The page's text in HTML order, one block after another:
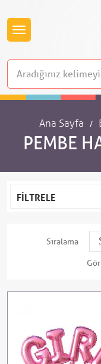
Ana Sayfa
PEMBE
FILTRELE
Sıralama